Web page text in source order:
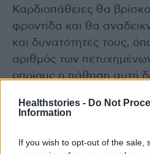
Healthstories - Do Not
Information
If you wish to opt-out of the sale,
Καρδιοπάθειες θα
φροντίδα και θα
και δυνατότητές τους,
αριθμός των
οποίους η πάθηση αυτή